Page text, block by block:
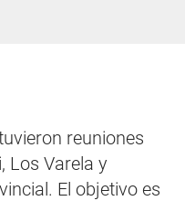
reuniones
Los Varela y
El objetivo es